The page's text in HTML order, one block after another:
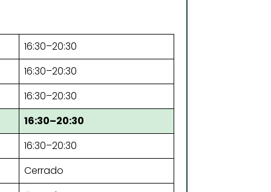
16:30–20:30
16:30–20:30
16:30–20:30
16:30–20:30
16:30–20:30
Cerrado